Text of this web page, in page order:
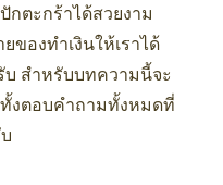
กตะกร้าได้สวยงาม
ของทำเงินให้เราได้
บ สำหรับบทความนี้จะ
งตอบคำถามทั้งหมดที่